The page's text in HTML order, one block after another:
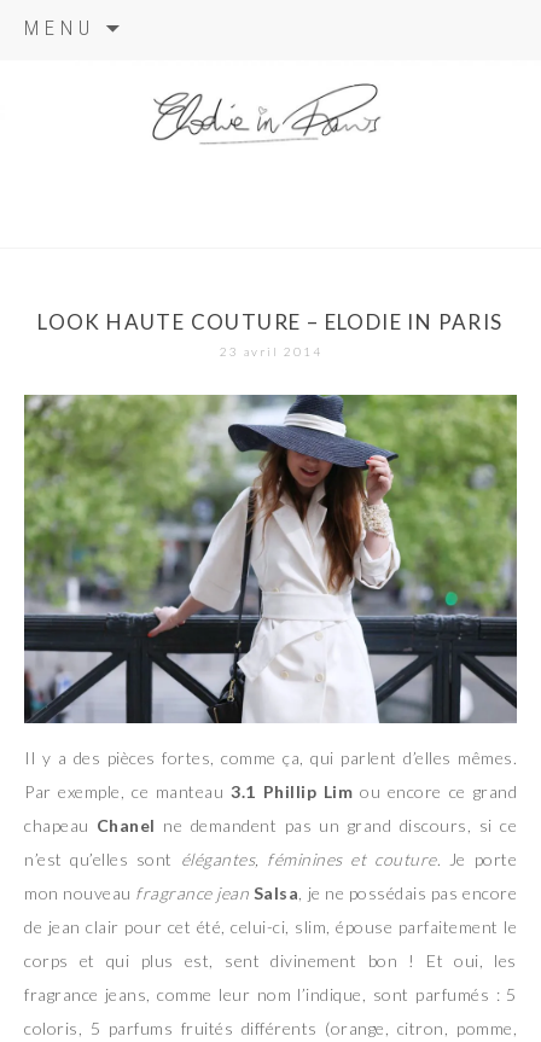
MENU
LOOK HAUTE COUTURE – ELODIE IN PARIS
23 avril 2014
Il y a des pièces fortes, comme ça, qui parlent d’elles mêmes.
Par exemple, ce manteau 3.1 Phillip Lim ou encore ce grand
chapeau Chanel ne demandent pas un grand discours, si ce
n’est qu’elles sont élégantes, féminines et couture. Je porte
mon nouveau fragrance jean Salsa , je ne possédais pas encore
de jean clair pour cet été, celui-ci, slim, épouse parfaitement le
corps et qui plus est, sent divinement bon ! Et oui, les
fragrance jeans, comme leur nom l’indique, sont parfumés : 5
coloris, 5 parfums fruités différents (orange, citron, pomme,